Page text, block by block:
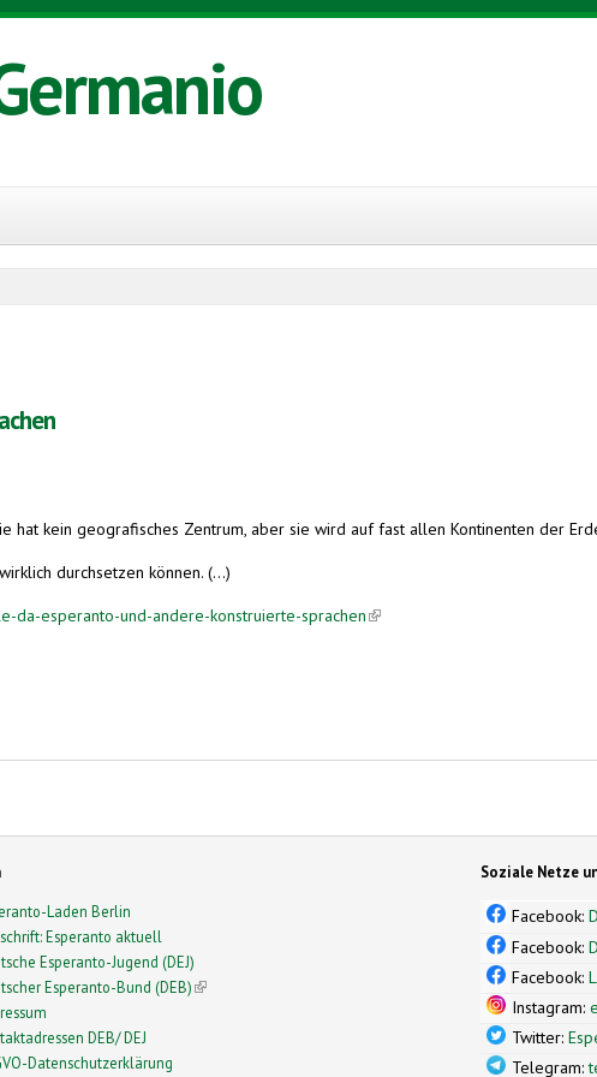
kein geografisches Zentrum, aber sie wird auf fast allen Kontinenten der
durchsetzen können. (...)
esperanto-und-andere-konstruierte-sprachen(link is external)
Laden Berlin
Esperanto aktuell
Esperanto-Jugend (DEJ)
Esperanto-Bund (DEB)(link is external)
DEB/ DEJ
Datenschutzerklärung
Soziale Netze
Facebook:
Facebook:
Facebook:
Instagram:
Twitter:
Telegram: